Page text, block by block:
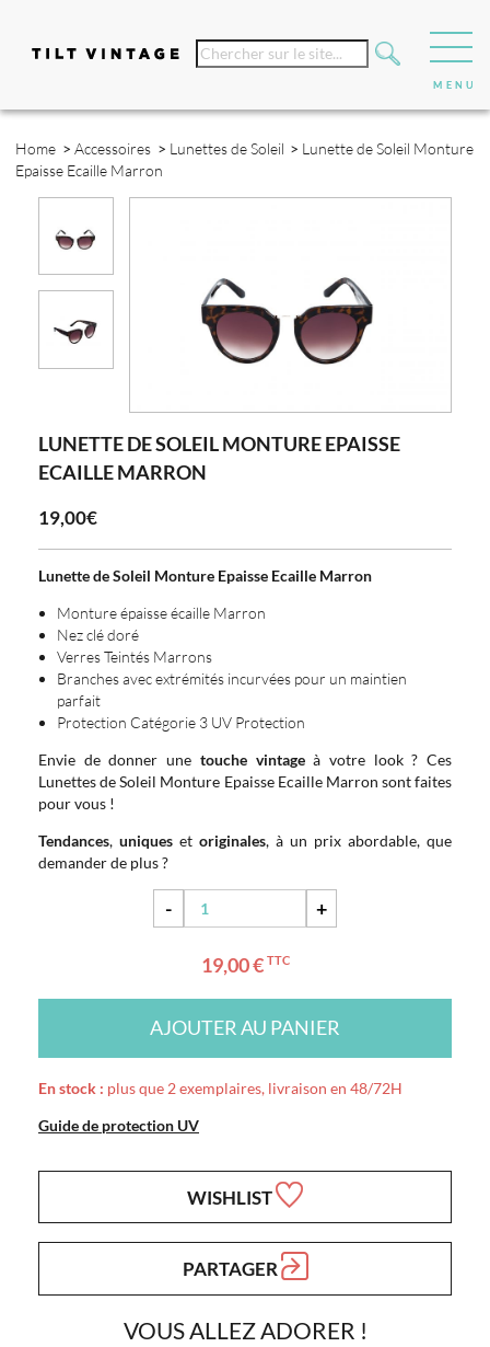
Home > Accessoires > Lunettes de Soleil > Lunette de Soleil Monture
Epaisse Ecaille Marron
LUNETTE DE SOLEIL MONTURE EPAISSE
ECAILLE MARRON
19,00€
Lunette de Soleil Monture Epaisse Ecaille Marron
Monture épaisse écaille Marron
Nez clé doré
Verres Teintés Marrons
Branches avec extrémités incurvées pour un maintien
parfait
Protection Catégorie 3 UV Protection
Envie de donner une touche vintageà votre look ? Ces
Lunettes de Soleil Monture Epaisse Ecaille Marron sont faites
pour vous !
Tendances, uniques et originales, à un prix abordable, que
demander de plus ?
- +
19,00 € TTC
AJOUTER AU PANIER
En stock : plus que 2 exemplaires, livraison en 48/72H
Guide de protection UV
WISHLIST
PARTAGER
VOUS ALLEZ ADORER !